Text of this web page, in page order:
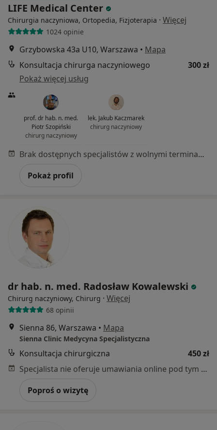
LIFE Medical Center
Chirurgia naczyniowa, Ortopedia, Fizjoterapia · Więcej
1024 opinie
Grzybowska 43a U10, Warszawa • Mapa
Konsultacja chirurga naczyniowego
300 zł
Pokaż więcej usług
prof. dr hab. n. med.
Piotr Szopiński
chirurg naczyniowy
lek. Jakub Kaczmarek
chirurg naczyniowy
Brak dostępnych specjalistów z wolnymi terminami w tym centrum medycznym.
Pokaż profil
dr hab. n. med. Radosław Kowalewski
Chirurg naczyniowy, Chirurg · Więcej
68 opinii
Sienna 86, Warszawa • Mapa
Sienna Clinic Medycyna Specjalistyczna
Konsultacja chirurgiczna
450 zł
Specjalista nie oferuje umawiania online pod tym adresem.
Poproś o wizytę